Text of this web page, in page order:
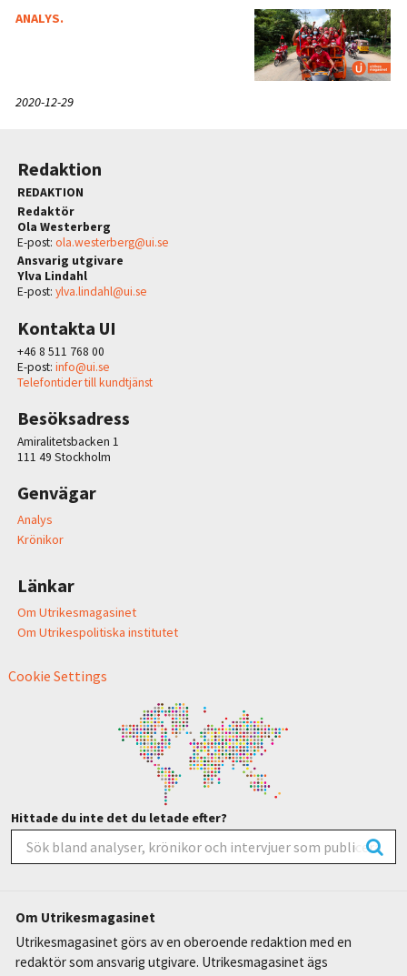
ANALYS.
2020-12-29
Redaktion
REDAKTION
Redaktör
Ola Westerberg
E-post: ola.westerberg@ui.se
Ansvarig utgivare
Ylva Lindahl
E-post: ylva.lindahl@ui.se
Kontakta UI
+46 8 511 768 00
E-post: info@ui.se
Telefontider till kundtjänst
Besöksadress
Amiralitetsbacken 1
111 49 Stockholm
Genvägar
Analys
Krönikor
Länkar
Om Utrikesmagasinet
Om Utrikespolitiska institutet
Cookie Settings
Hittade du inte det du letade efter?
Om Utrikesmagasinet
Utrikesmagasinet görs av en oberoende redaktion med en
redaktör som ansvarig utgivare. Utrikesmagasinet ägs